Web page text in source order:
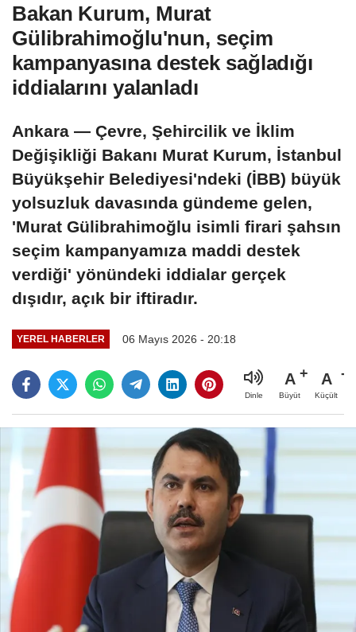
Bakan Kurum, Murat
Gülibrahimoğlu'nun, seçim
kampanyasına destek sağladığı
iddialarını yalanladı
Ankara — Çevre, Şehircilik ve İklim
Değişikliği Bakanı Murat Kurum, İstanbul
Büyükşehir Belediyesi'ndeki (İBB) büyük
yolsuzluk davasında gündeme gelen,
'Murat Gülibrahimoğlu isimli firari şahsın
seçim kampanyamıza maddi destek
verdiği' yönündeki iddialar gerçek
dışıdır, açık bir iftiradır.
YEREL HABERLER 06 Mayıs 2026 - 20:18
Dinle
A
Büyüt
A
Küçült